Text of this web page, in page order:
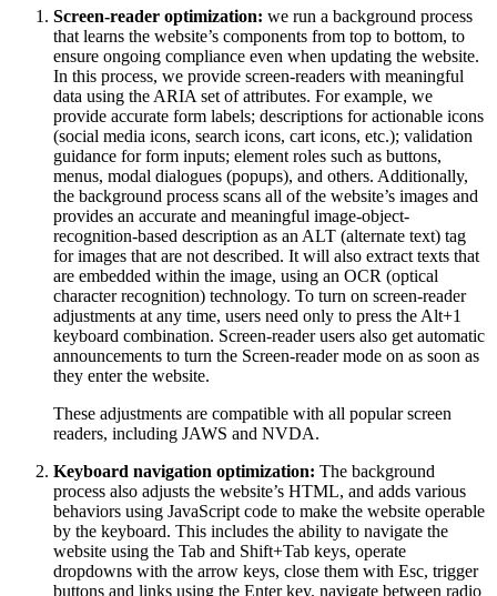
Screen-reader optimization: we run a background process
that learns the website’s components from top to bottom, to
ensure ongoing compliance even when updating the website.
In this process, we provide screen-readers with meaningful
data using the ARIA set of attributes. For example, we
provide accurate form labels; descriptions for actionable icons
(social media icons, search icons, cart icons, etc.); validation
guidance for form inputs; element roles such as buttons,
menus, modal dialogues (popups), and others. Additionally,
the background process scans all of the website’s images and
provides an accurate and meaningful image-object-
recognition-based description as an ALT (alternate text) tag
for images that are not described. It will also extract texts that
are embedded within the image, using an OCR (optical
character recognition) technology. To turn on screen-reader
adjustments at any time, users need only to press the Alt+1
keyboard combination. Screen-reader users also get automatic
announcements to turn the Screen-reader mode on as soon as
they enter the website.
These adjustments are compatible with all popular screen
readers, including JAWS and NVDA.
Keyboard navigation optimization: The background
process also adjusts the website’s HTML, and adds various
behaviors using JavaScript code to make the website operable
by the keyboard. This includes the ability to navigate the
website using the Tab and Shift+Tab keys, operate
dropdowns with the arrow keys, close them with Esc, trigger
buttons and links using the Enter key, navigate between radio